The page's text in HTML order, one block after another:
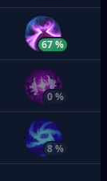
67 %
0 %
8 %